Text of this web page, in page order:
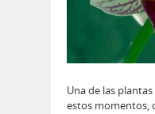
Una de las
estos momentos,